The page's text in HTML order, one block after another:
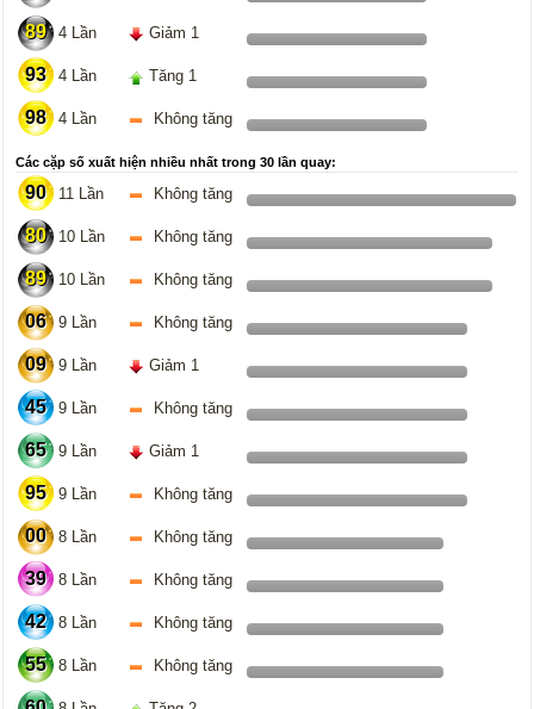
89 4 Lần Giảm 1
93 4 Lần Tăng 1
98 4 Lần Không tăng
Các cặp số xuất hiện nhiều nhất trong 30 lần quay:
90 11 Lần Không tăng
80 10 Lần Không tăng
89 10 Lần Không tăng
06 9 Lần Không tăng
09 9 Lần Giảm 1
45 9 Lần Không tăng
65 9 Lần Giảm 1
95 9 Lần Không tăng
00 8 Lần Không tăng
39 8 Lần Không tăng
42 8 Lần Không tăng
55 8 Lần Không tăng